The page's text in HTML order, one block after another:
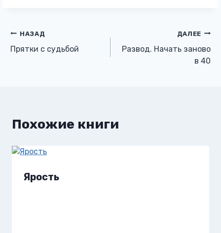
Навигация
по
НАЗАД
Прятки с судьбой
ДАЛЕЕ
Развод. Начать заново
в 40
Похожие книги
Ярость